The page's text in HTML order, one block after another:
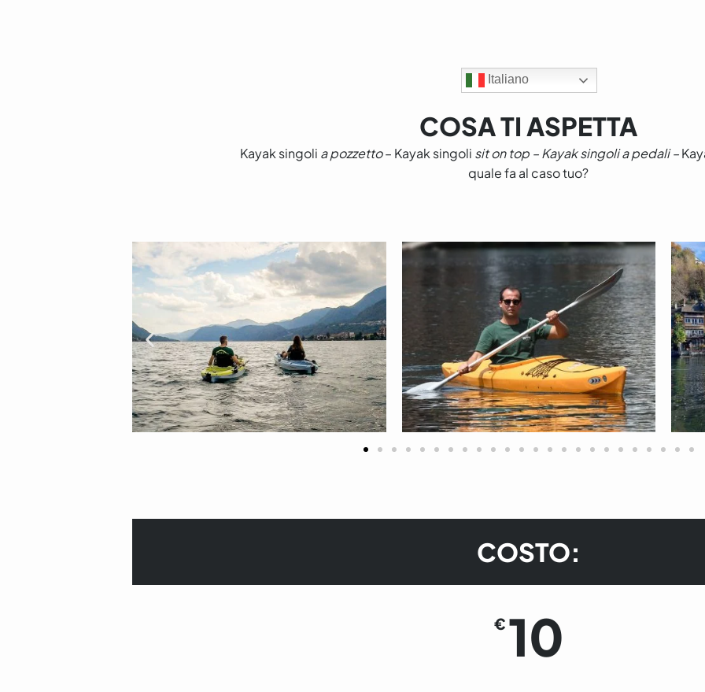
Italiano
COSA TI ASPETTA
Kayak singoli a pozzetto– Kayak singoli sit on top – Kayak singoli a pedali –
quale fa al caso tuo?
COSTO:
€ 10